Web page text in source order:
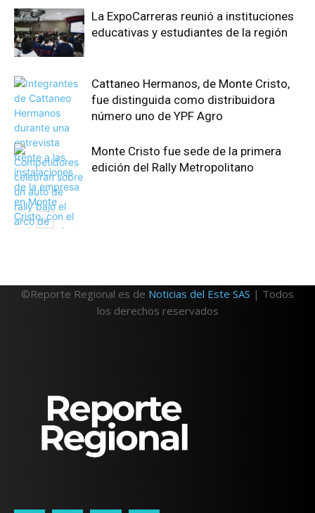
La ExpoCarreras reunió a instituciones
educativas y estudiantes de la región
Cattaneo Hermanos, de Monte Cristo,
fue distinguida como distribuidora
número uno de YPF Agro
Monte Cristo fue sede de la primera
edición del Rally Metropolitano
©Reporte Regional es de Noticias del Este SAS | Todos
los derechos reservados